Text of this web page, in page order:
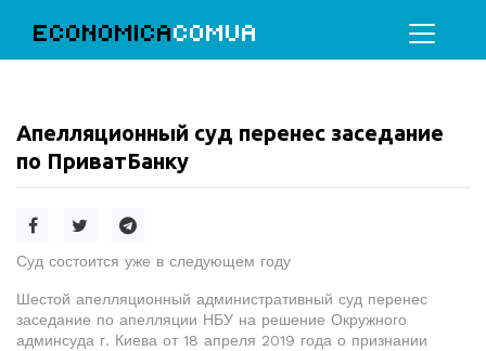
ECONOMICACOMUA
Апелляционный суд перенес заседание
по ПриватБанку
Суд состоится уже в следующем году
Шестой апелляционный административный суд перенес
заседание по апелляции НБУ на решение Окружного
админсуда г. Киева от 18 апреля 2019 года о признании